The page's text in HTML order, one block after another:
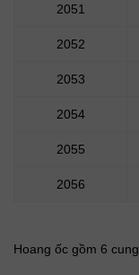
2051
2052
2053
2054
2055
2056
Hoang ốc gồm 6